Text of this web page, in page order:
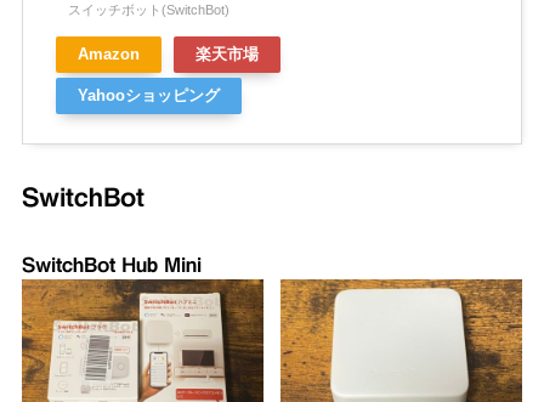
スイッチボット(SwitchBot)
Amazon 楽天市場
Yahooショッピング
SwitchBot
SwitchBot Hub Mini